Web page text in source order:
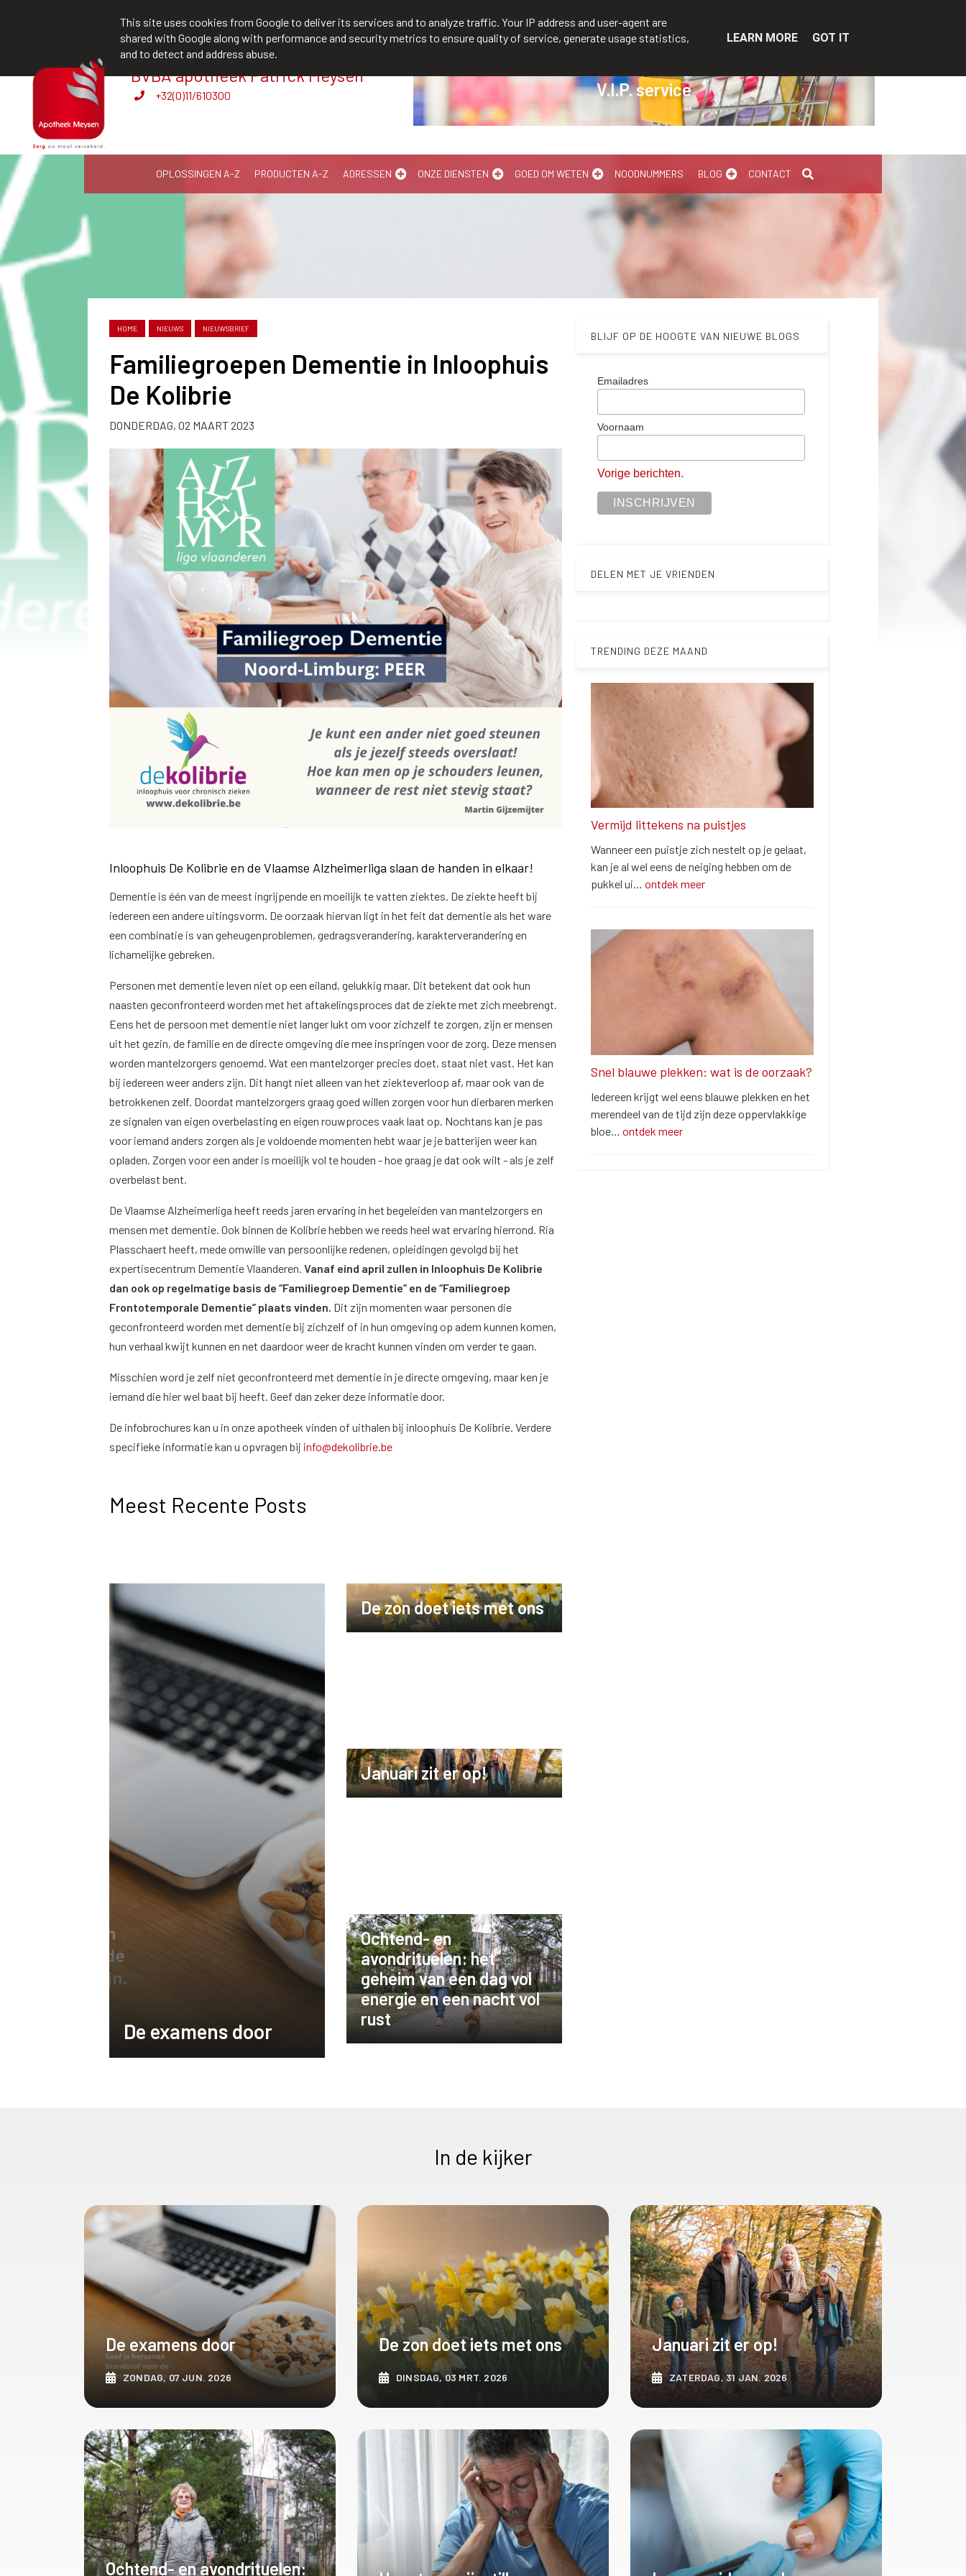
team@apotheekmeysen.be +32(0)11/610300
BVBA apotheek Patrick Meysen
+32(0)11/610300
Levering aan huis V.I.P. service
OPLOSSINGEN A-Z PRODUCTEN A-Z ADRESSEN ONZE DIENSTEN GOED OM WETEN NOODNUMMERS BLOG CONTACT
HOME NIEUWS NIEUWSBRIEF
Familiegroepen Dementie in Inloophuis
De Kolibrie
DONDERDAG, 02 MAART 2023
Inloophuis De Kolibrie en de Vlaamse Alzheimerliga slaan de handen in elkaar!
Dementie is één van de meest ingrijpende en moeilijk te vatten ziektes. De ziekte heeft bij
iedereen een andere uitingsvorm. De oorzaak hiervan ligt in het feit dat dementie als het ware
een combinatie is van geheugenproblemen, gedragsverandering, karakterverandering en
lichamelijke gebreken.
Personen met dementie leven niet op een eiland, gelukkig maar. Dit betekent dat ook hun
naasten geconfronteerd worden met het aftakelingsproces dat de ziekte met zich meebrengt.
Eens het de persoon met dementie niet langer lukt om voor zichzelf te zorgen, zijn er mensen
uit het gezin, de familie en de directe omgeving die mee inspringen voor de zorg. Deze mensen
worden mantelzorgers genoemd. Wat een mantelzorger precies doet, staat niet vast. Het kan
bij iedereen weer anders zijn. Dit hangt niet alleen van het ziekteverloop af, maar ook van de
betrokkenen zelf. Doordat mantelzorgers graag goed willen zorgen voor hun dierbaren merken
ze signalen van eigen overbelasting en eigen rouwproces vaak laat op. Nochtans kan je pas
voor iemand anders zorgen als je voldoende momenten hebt waar je je batterijen weer kan
opladen. Zorgen voor een ander is moeilijk vol te houden - hoe graag je dat ook wilt - als je zelf
overbelast bent.
De Vlaamse Alzheimerliga heeft reeds jaren ervaring in het begeleiden van mantelzorgers en
mensen met dementie. Ook binnen de Kolibrie hebben we reeds heel wat ervaring hierrond. Ria
Plasschaert heeft, mede omwille van persoonlijke redenen, opleidingen gevolgd bij het
expertisecentrum Dementie Vlaanderen. Vanaf eind april zullen in Inloophuis De Kolibrie
dan ook op regelmatige basis de “Familiegroep Dementie” en de “Familiegroep
Frontotemporale Dementie” plaats vinden. Dit zijn momenten waar personen die
geconfronteerd worden met dementie bij zichzelf of in hun omgeving op adem kunnen komen,
hun verhaal kwijt kunnen en net daardoor weer de kracht kunnen vinden om verder te gaan.
Misschien word je zelf niet geconfronteerd met dementie in je directe omgeving, maar ken je
iemand die hier wel baat bij heeft. Geef dan zeker deze informatie door.
De infobrochures kan u in onze apotheek vinden of uithalen bij inloophuis De Kolibrie. Verdere
specifieke informatie kan u opvragen bij info@dekolibrie.be
Meest Recente Posts
De examens door
De zon doet iets met ons
Januari zit er op!
Ochtend- en
avondrituelen: het
geheim van een dag vol
energie en een nacht vol
rust
BLIJF OP DE HOOGTE VAN NIEUWE BLOGS
Emailadres
Voornaam
Vorige berichten.
DELEN MET JE VRIENDEN
TRENDING DEZE MAAND
Vermijd littekens na puistjes
Wanneer een puistje zich nestelt op je gelaat,
kan je al wel eens de neiging hebben om de
pukkel ui… ontdek meer
Snel blauwe plekken: wat is de oorzaak?
Iedereen krijgt wel eens blauwe plekken en het
merendeel van de tijd zijn deze oppervlakkige
bloe… ontdek meer
In de kijker
De examens door
ZONDAG, 07 JUN. 2026
ONTDEK MEER
De zon doet iets met ons
DINSDAG, 03 MRT. 2026
ONTDEK MEER
Januari zit er op!
ZATERDAG, 31 JAN. 2026
ONTDEK MEER
Ochtend- en avondrituelen:
This site uses cookies from Google to deliver its services and to analyze traffic. Your IP address and user-agent are
shared with Google along with performance and security metrics to ensure quality of service, generate usage statistics,
and to detect and address abuse.
LEARN MORE GOT IT